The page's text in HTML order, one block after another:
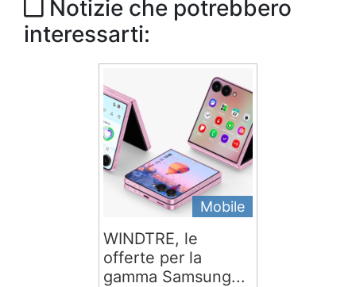
Notizie che potrebbero
interessarti:
Mobile
WINDTRE, le
offerte per la
gamma Samsung...